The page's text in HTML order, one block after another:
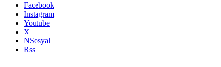
Facebook
Instagram
Youtube
X
NSosyal
Rss